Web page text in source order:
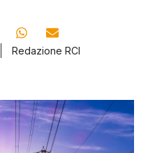
Redazione RCI